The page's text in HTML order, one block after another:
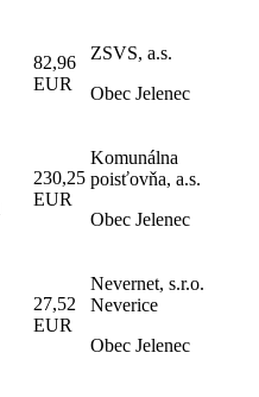
82,96
EUR
ZSVS, a.s.
Obec Jelenec
230,25
EUR
Komunálna
poisťovňa, a.s.
Obec Jelenec
27,52
EUR
Nevernet, s.r.o.
Neverice
Obec Jelenec